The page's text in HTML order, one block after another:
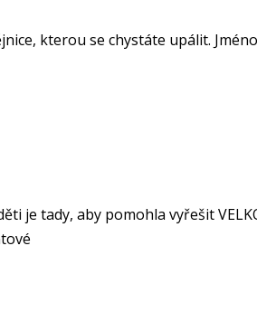
kterou se chystáte upálit.
tady, aby pomohla vyřešit